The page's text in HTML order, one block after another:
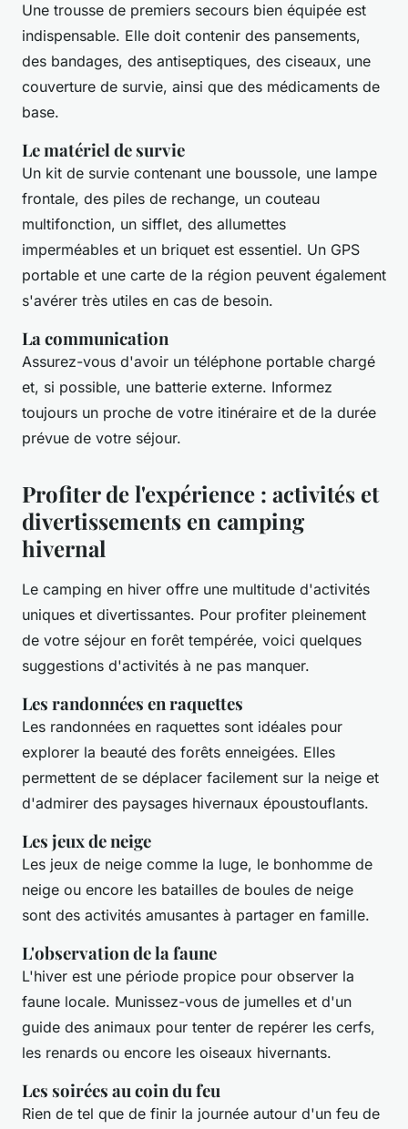
Une trousse de premiers secours bien équipée est
indispensable. Elle doit contenir des pansements,
des bandages, des antiseptiques, des ciseaux, une
couverture de survie, ainsi que des médicaments de
base.
Le matériel de survie
Un kit de survie contenant une boussole, une lampe
frontale, des piles de rechange, un couteau
multifonction, un sifflet, des allumettes
imperméables et un briquet est essentiel. Un GPS
portable et une carte de la région peuvent également
s'avérer très utiles en cas de besoin.
La communication
Assurez-vous d'avoir un téléphone portable chargé
et, si possible, une batterie externe. Informez
toujours un proche de votre itinéraire et de la durée
prévue de votre séjour.
Profiter de l'expérience : activités et
divertissements en camping
hivernal
Le camping en hiver offre une multitude d'activités
uniques et divertissantes. Pour profiter pleinement
de votre séjour en forêt tempérée, voici quelques
suggestions d'activités à ne pas manquer.
Les randonnées en raquettes
Les randonnées en raquettes sont idéales pour
explorer la beauté des forêts enneigées. Elles
permettent de se déplacer facilement sur la neige et
d'admirer des paysages hivernaux époustouflants.
Les jeux de neige
Les jeux de neige comme la luge, le bonhomme de
neige ou encore les batailles de boules de neige
sont des activités amusantes à partager en famille.
L'observation de la faune
L'hiver est une période propice pour observer la
faune locale. Munissez-vous de jumelles et d'un
guide des animaux pour tenter de repérer les cerfs,
les renards ou encore les oiseaux hivernants.
Les soirées au coin du feu
Rien de tel que de finir la journée autour d'un feu de